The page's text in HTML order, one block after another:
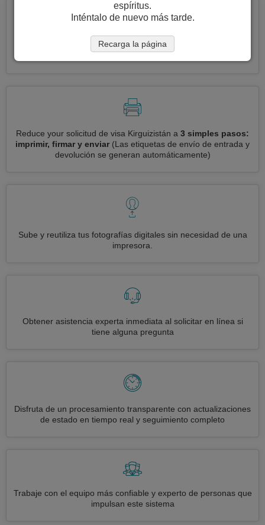
Solicite varias visas a la vezautomáticamente, sin necesidad
Reduce your solicitud de visa Kirguizistán a 3 simples pasos:
imprimir, firmar y enviar (Las etiquetas de envío de entrada y
devolución se generan automáticamente)
Sube y reutiliza tus fotografías digitales sin necesidad de una
impresora.
Obtener asistencia experta inmediata al solicitar en línea si
tiene alguna pregunta
Disfruta de un procesamiento transparente con actualizaciones
de estado en tiempo real y seguimiento completo
Trabaje con el equipo más confiable y experto de personas que
impulsan este sistema
espíritus.
Inténtalo de nuevo más tarde.
Recarga la página